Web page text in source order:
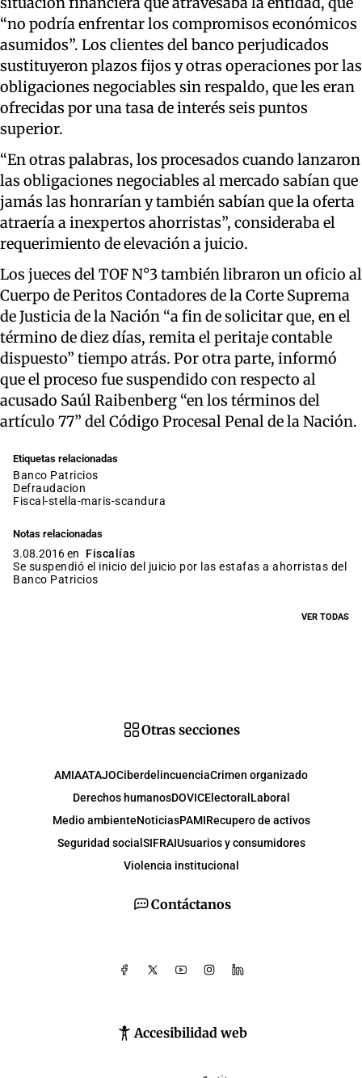
“no podría enfrentar los compromisos económicos
asumidos”. Los clientes del banco perjudicados
sustituyeron plazos fijos y otras operaciones por las
obligaciones negociables sin respaldo, que les eran
ofrecidas por una tasa de interés seis puntos
superior.
“En otras palabras, los procesados cuando lanzaron
las obligaciones negociables al mercado sabían que
jamás las honrarían y también sabían que la oferta
atraería a inexpertos ahorristas”, consideraba el
requerimiento de elevación a juicio.
Los jueces del TOF N°3 también libraron un oficio al
Cuerpo de Peritos Contadores de la Corte Suprema
de Justicia de la Nación “a fin de solicitar que, en el
término de diez días, remita el peritaje contable
dispuesto” tiempo atrás. Por otra parte, informó
que el proceso fue suspendido con respecto al
acusado Saúl Raibenberg “en los términos del
artículo 77” del Código Procesal Penal de la Nación.
Etiquetas relacionadas
Banco Patricios
defraudacion
fiscal-stella-maris-scandura
Notas relacionadas
3.08.2016 en
Fiscalías
Se suspendió el inicio del juicio por las estafas a ahorristas del
Banco Patricios
VER TODAS
Contáctanos
Accesibilidad web
Otras secciones
AMIAATAJOCiberdelincuenciaCrimen organizado
Derechos humanosDOVICElectoral Laboral
Medio ambienteNoticiasPAMIRecupero de activos
Seguridad social SIFRAIUsuarios y consumidores
Violencia institucional